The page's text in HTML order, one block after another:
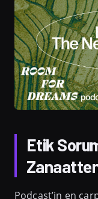
Etik
Podcast’in en